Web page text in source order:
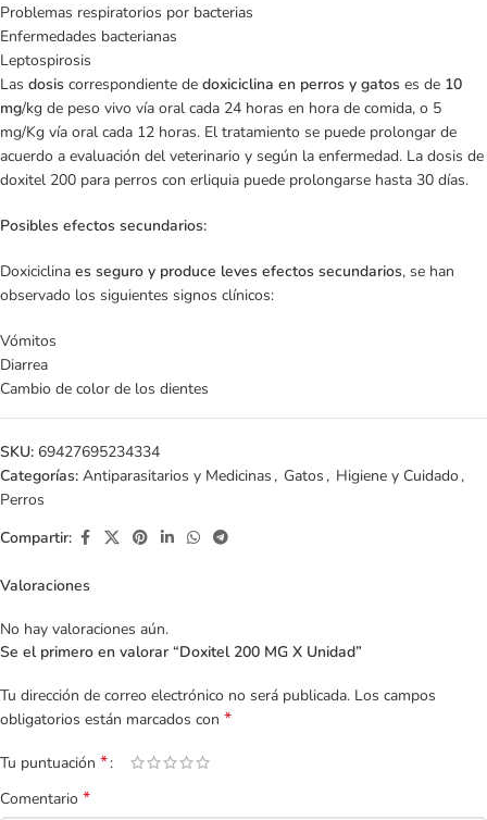
Problemas respiratorios por bacterias
Enfermedades bacterianas
Leptospirosis
Las dosis correspondiente de doxiciclina en perros y gatos es de 10
mg/kg de peso vivo vía oral cada 24 horas en hora de comida, o 5
mg/Kg vía oral cada 12 horas. El tratamiento se puede prolongar de
acuerdo a evaluación del veterinario y según la enfermedad. La dosis de
doxitel 200 para perros con erliquia puede prolongarse hasta 30 días.
Posibles efectos secundarios:
Doxiciclina es seguro y produce leves efectos secundarios, se han
observado los siguientes signos clínicos:
Vómitos
Diarrea
Cambio de color de los dientes
SKU: 69427695234334
Categorías: Antiparasitarios y Medicinas , Gatos , Higiene y Cuidado ,
Perros
Compartir:
Valoraciones
No hay valoraciones aún.
Se el primero en valorar “Doxitel 200 MG X Unidad”
Tu dirección de correo electrónico no será publicada. Los campos
obligatorios están marcados con *
Tu puntuación *
Comentario *